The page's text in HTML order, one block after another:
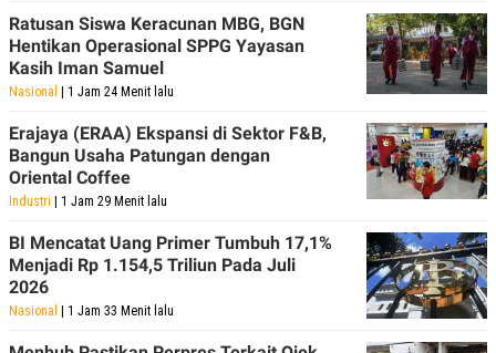
Ratusan Siswa Keracunan MBG, BGN
Hentikan Operasional SPPG Yayasan
Kasih Iman Samuel
Nasional | 1 Jam 24 Menit lalu
Erajaya (ERAA) Ekspansi di Sektor F&B,
Bangun Usaha Patungan dengan
Oriental Coffee
Industri | 1 Jam 29 Menit lalu
BI Mencatat Uang Primer Tumbuh 17,1%
Menjadi Rp 1.154,5 Triliun Pada Juli
2026
Nasional | 1 Jam 33 Menit lalu